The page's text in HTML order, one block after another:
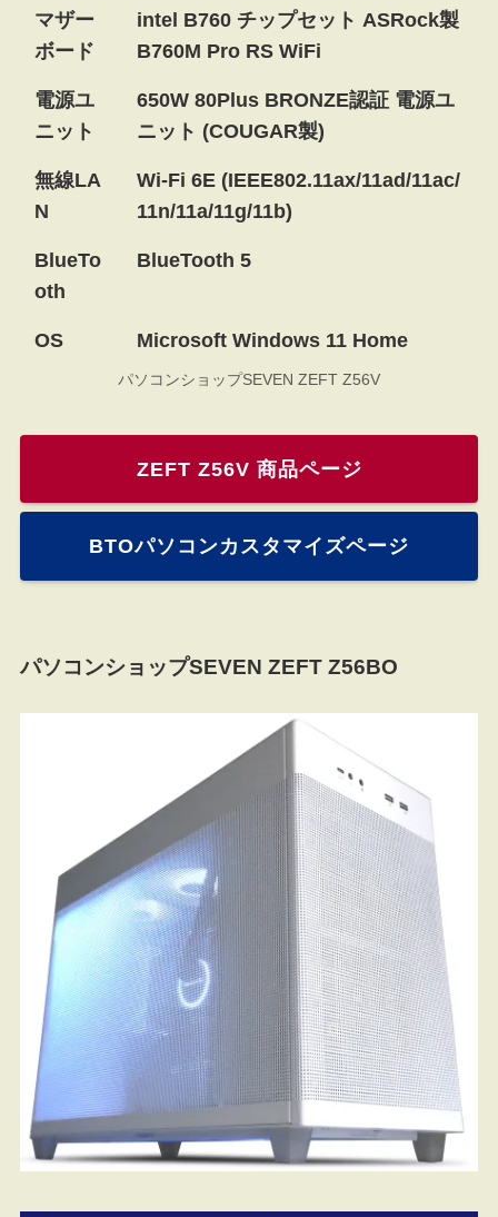
マザー
ボード
intel B760 チップセット ASRock製
B760M Pro RS WiFi
電源ユ
ニット
650W 80Plus BRONZE認証 電源ユ
ニット (COUGAR製)
無線LA
N
Wi-Fi 6E (IEEE802.11ax/11ad/11ac/
11n/11a/11g/11b)
BlueTo
oth
BlueTooth 5
OS Microsoft Windows 11 Home
パソコンショップSEVEN ZEFT Z56V
ZEFT Z56V 商品ページ
BTOパソコンカスタマイズページ
パソコンショップSEVEN ZEFT Z56BO